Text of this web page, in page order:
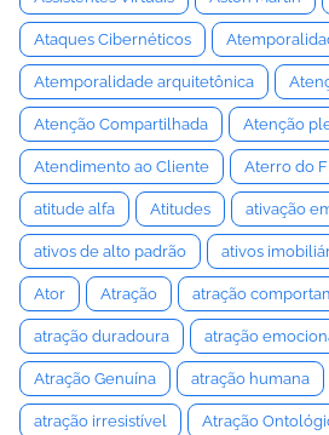
Ataques Cibernéticos
Atemporalidade arquitetônica
Atenção Compartilhada Atenção
Atendimento ao Cliente Aterro do
atitude alfa Atitudes ativação
ativos de alto padrão ativos
Ator Atração atração
atração duradoura atração
Atração Genuína atração humana
atração irresistível Atração